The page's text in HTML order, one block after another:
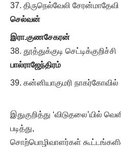
திருநெல்வேலி
செல்வன்
இரா.குணசேகரன்
தூத்துக்குடி
பால்ராஜேந்திரம்
கன்னியாகுமரி
இதுகுறித்து ‘விடுதலை’யில்
படித்து,
சொற்பொழிவாளர்கள்